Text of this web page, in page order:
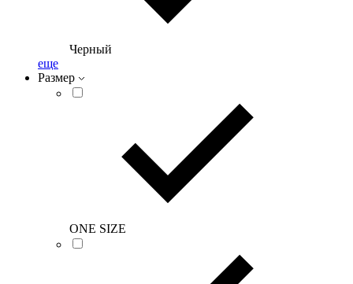
Черный
еще
Размер
ONE SIZE